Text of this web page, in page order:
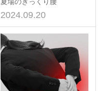
2024.09.20